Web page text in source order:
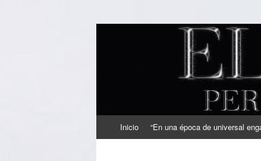
EL SINDICAL
Periodismo Inteligente
al
Inicio “En una época de universal